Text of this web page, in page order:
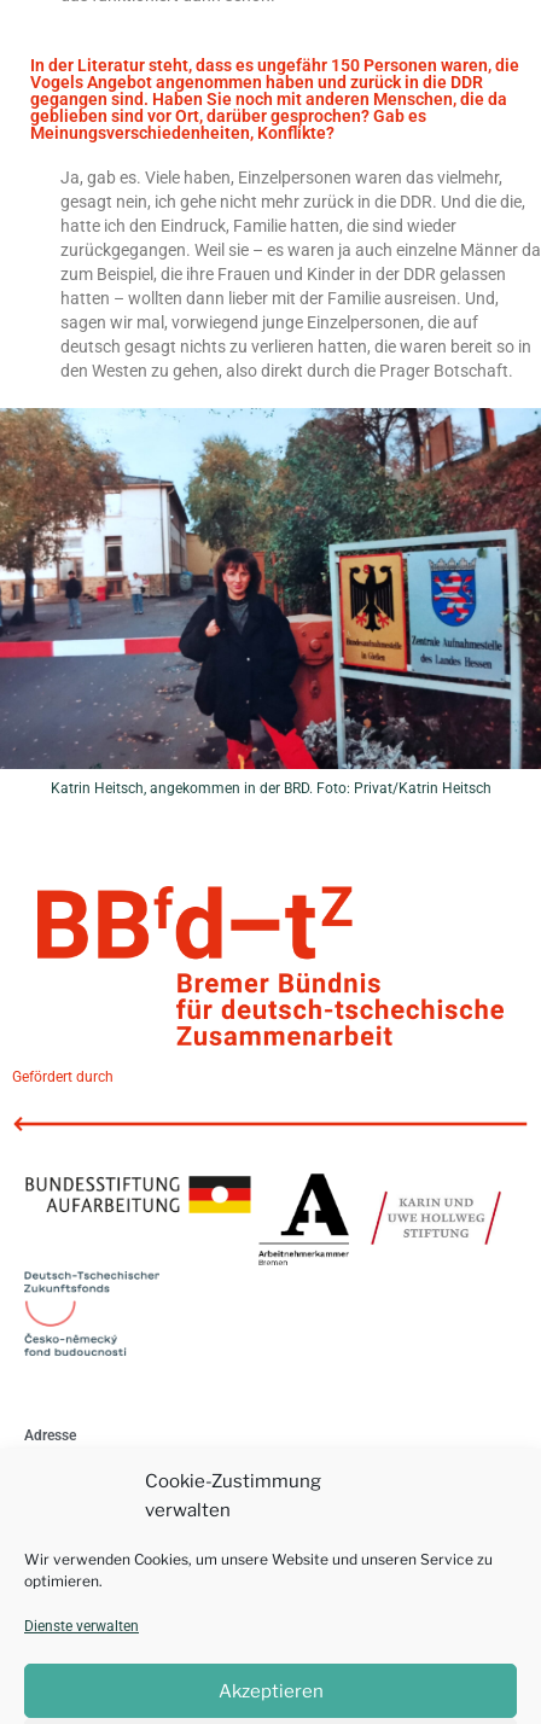
Cookie-Zustimmung
verwalten
Wir verwenden Cookies, um unsere Website und unseren Service zu
optimieren.
Dienste verwalten
Akzeptieren
Katrin Heitsch, angekommen in der BRD. Foto: Privat/Katrin Heitsch
In der Literatur steht, dass es ungefähr 150 Personen waren, die
Vogels Angebot angenommen haben und zurück in die DDR
gegangen sind. Haben Sie noch mit anderen Menschen, die da
geblieben sind vor Ort, darüber gesprochen? Gab es
Meinungsverschiedenheiten, Konflikte?
Ja, gab es. Viele haben, Einzelpersonen waren das vielmehr,
gesagt nein, ich gehe nicht mehr zurück in die DDR. Und die die,
hatte ich den Eindruck, Familie hatten, die sind wieder
zurückgegangen. Weil sie – es waren ja auch einzelne Männer da
zum Beispiel, die ihre Frauen und Kinder in der DDR gelassen
hatten – wollten dann lieber mit der Familie ausreisen. Und,
sagen wir mal, vorwiegend junge Einzelpersonen, die auf
deutsch gesagt nichts zu verlieren hatten, die waren bereit so in
den Westen zu gehen, also direkt durch die Prager Botschaft.
Gefördert durch
Adresse
Am Schwarzen Meer 119
Impressum
Datenschutzerklärung